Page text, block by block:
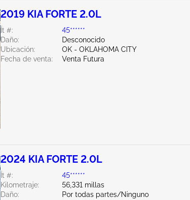
2019 KIA FORTE 2.0L
Ít #:
45******
Daño:
Desconocido
Ubicación:
OK - OKLAHOMA CITY
Fecha de venta:
Venta Futura
2024 KIA FORTE 2.0L
Ít #:
45******
Kilometraje:
56,331 millas
Daño:
Por todas partes/Ninguno